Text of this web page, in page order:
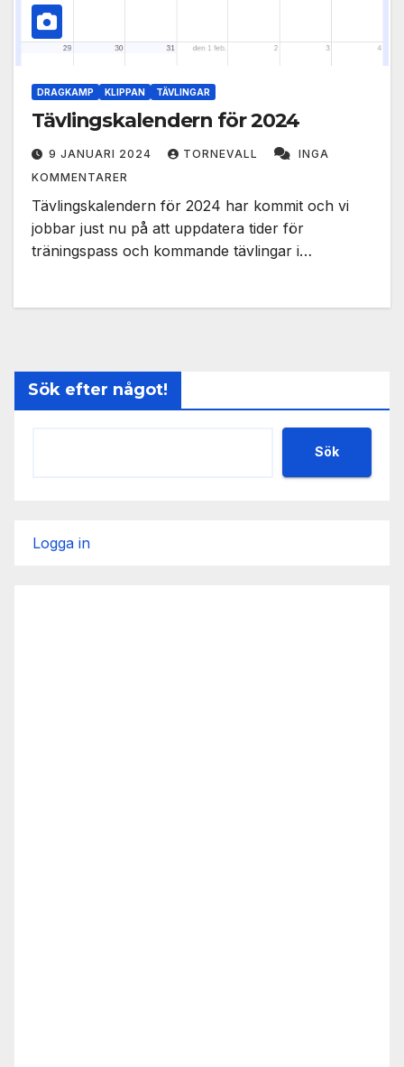
DRAGKAMP KLIPPAN TÄVLINGAR
Tävlingskalendern för 2024
9 JANUARI 2024 TORNEVALL
INGA
KOMMENTARER
Tävlingskalendern för 2024 har kommit och vi
jobbar just nu på att uppdatera tider för
träningspass och kommande tävlingar i…
Sök efter något!
Sök
Logga in